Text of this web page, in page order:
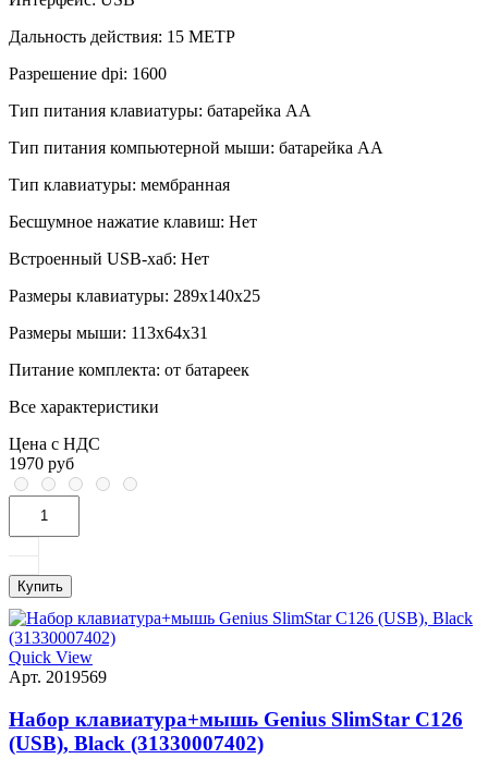
Дальность действия: 15 МЕТР
Разрешение dpi: 1600
Тип питания клавиатуры: батарейка АА
Тип питания компьютерной мыши: батарейка АА
Тип клавиатуры: мембранная
Бесшумное нажатие клавиш: Нет
Встроенный USB-хаб: Нет
Размеры клавиатуры: 289x140x25
Размеры мыши: 113x64x31
Питание комплекта: от батареек
Все характеристики
Цена с НДС
1970 руб
Купить
Quick View
Арт. 2019569
Набор клавиатура+мышь Genius SlimStar C126
(USB), Black (31330007402)